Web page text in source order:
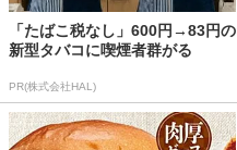
「たばこ税なし」600円→83円の
新型タバコに喫煙者群がる
PR(株式会社HAL)